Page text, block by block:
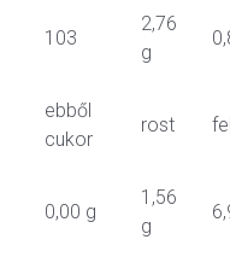
103
2,76
g
ebből
cukor
rost
0,00 g
1,56
g